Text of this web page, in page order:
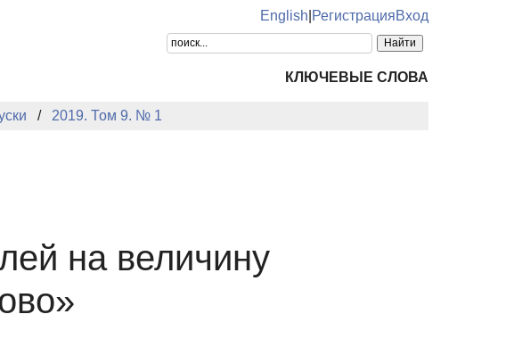
English РегистрацияВход
КЛЮЧЕВЫЕ СЛОВА
2019. Том 9. № 1
на величину